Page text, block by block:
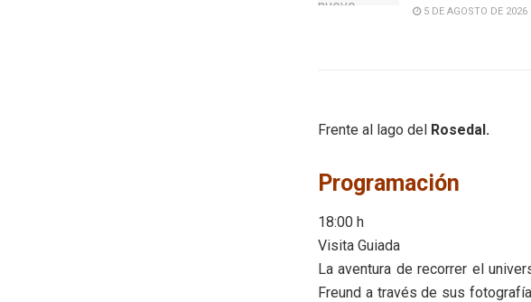
5 DE AGOSTO DE 2026
Frente al lago del Rosedal.
Programación
18:00 h
Visita Guiada
La aventura de recorrer el
Freund a través de sus